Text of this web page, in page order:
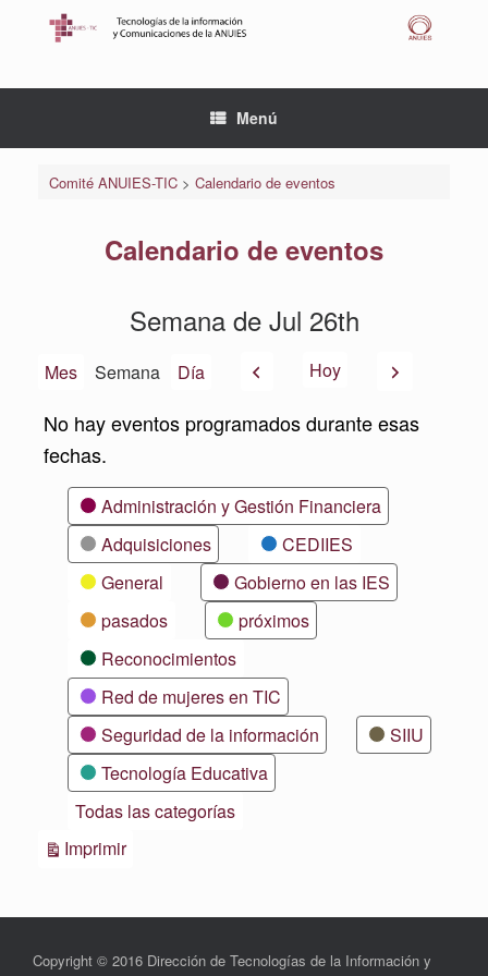
Menú
Comité ANUIES-TIC> Calendario de eventos
Calendario de eventos
Semana de Jul 26th
Mes Semana Día AnteriorHoy Siguiente
No hay eventos programados durante esas
fechas.
CategoríasAdministración y Gestión Financiera
Adquisiciones
CEDIIES
General
Gobierno en las IES
pasados
próximos
Reconocimientos
Red de mujeres en TIC
Seguridad de la información
SIIU
Tecnología Educativa
Todas las categorías
ImprimirVistas
Copyright © 2016 Dirección de Tecnologías de la Información y